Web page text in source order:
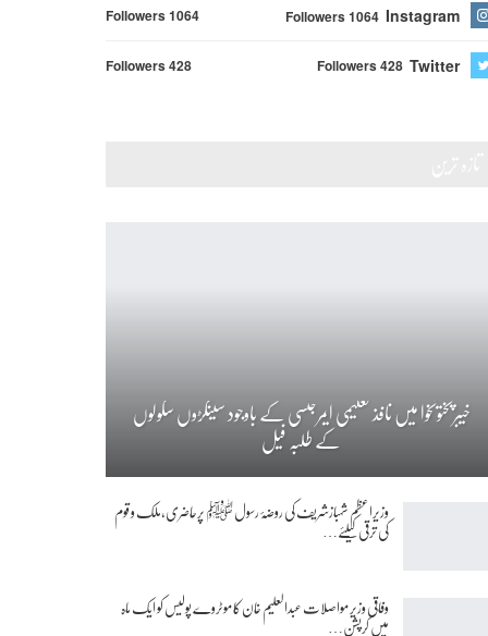
Instagram
Followers 1064
Followers 1064
Twitter
Followers 428
Followers 428
خیبرپختونخوا میں نافذ تعلیمی ایمرجنسی کے باوجود سینکڑوں سکولوں
کے طلبہ فیل
وزیراعظم شہبازشریف کی روضۂ رسول ﷺ پرحاضری،ملک و قوم
کی ترقی کیلئے…
وفاقی وزیر مواصلات عبدالعلیم خان کا موٹروے پولیس کو ایک ماہ
میں کرپشن…